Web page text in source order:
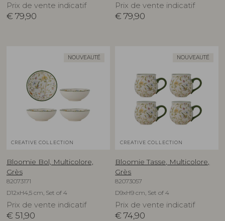
Prix de vente indicatif
€ 79,90
Prix de vente indicatif
€ 79,90
NOUVEAUTÉ
CREATIVE COLLECTION
Bloomie Bol, Multicolore,
Grès
82073171
D12xH4,5 cm, Set of 4
Prix de vente indicatif
€ 51,90
NOUVEAUTÉ
CREATIVE COLLECTION
Bloomie Tasse, Multicolore,
Grès
82073057
D9xH9 cm, Set of 4
Prix de vente indicatif
€ 74,90